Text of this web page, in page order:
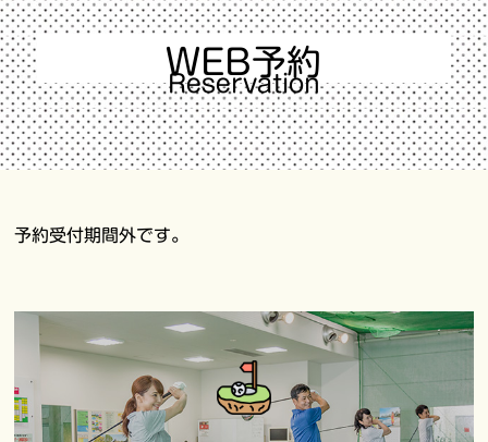
WEB予約
Reservation
予約受付期間外です。